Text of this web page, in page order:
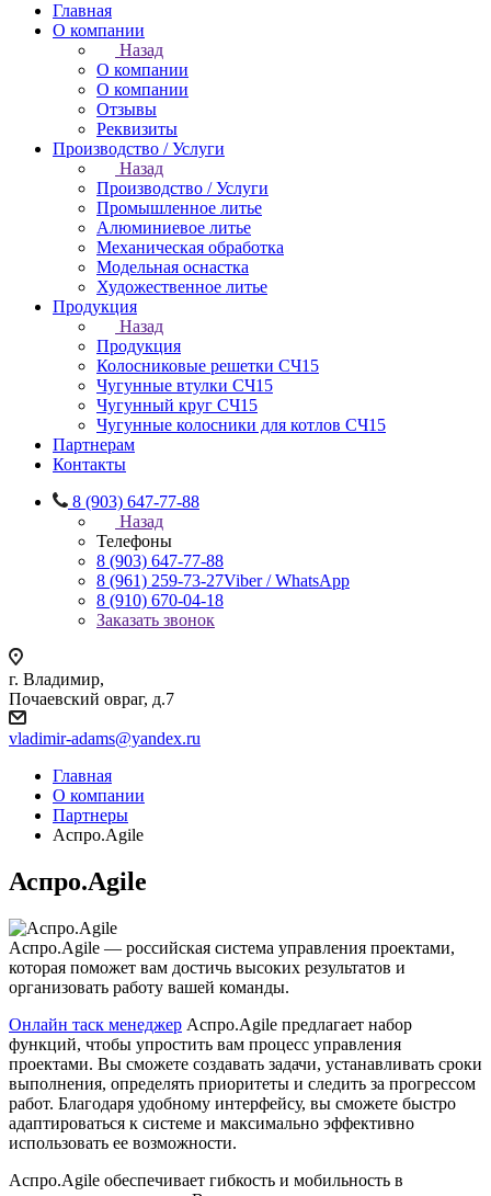
Главная
О компании
Назад
О компании
О компании
Отзывы
Реквизиты
Производство / Услуги
Назад
Производство / Услуги
Промышленное литье
Алюминиевое литье
Механическая обработка
Модельная оснастка
Художественное литье
Продукция
Назад
Продукция
Колосниковые решетки СЧ15
Чугунные втулки СЧ15
Чугунный круг СЧ15
Чугунные колосники для котлов СЧ15
Партнерам
Контакты
8 (903) 647-77-88
Назад
Телефоны
8 (903) 647-77-88
8 (961) 259-73-27Viber / WhatsApp
8 (910) 670-04-18
Заказать звонок
г. Владимир,
Почаевский овраг, д.7
vladimir-adams@yandex.ru
Главная
О компании
Партнеры
Аспро.Agile
Аспро.Agile
Аспро.Agile — российская система управления проектами,
которая поможет вам достичь высоких результатов и
организовать работу вашей команды.
Онлайн таск менеджер Аспро.Agile предлагает набор
функций, чтобы упростить вам процесс управления
проектами. Вы сможете создавать задачи, устанавливать сроки
выполнения, определять приоритеты и следить за прогрессом
работ. Благодаря удобному интерфейсу, вы сможете быстро
адаптироваться к системе и максимально эффективно
использовать ее возможности.
Аспро.Agile обеспечивает гибкость и мобильность в